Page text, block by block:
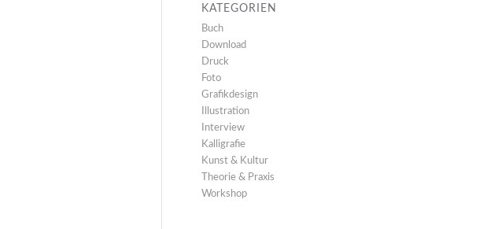
KATEGORIEN
Buch
Download
Druck
Foto
Grafikdesign
Illustration
Interview
Kalligrafie
Kunst & Kultur
Theorie & Praxis
Workshop